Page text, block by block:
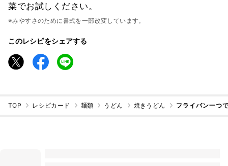
菜でお試しください。
※みやすさのために書式を一部改変しています。
このレシピをシェアする
TOP レシピカード 麺類 うどん 焼きうどん フライパン一つ